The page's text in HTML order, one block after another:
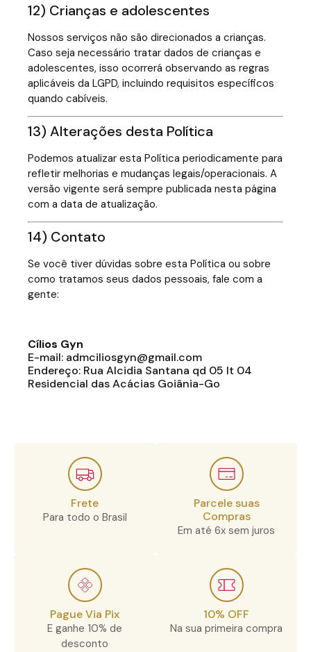
12) Crianças e adolescentes
Nossos serviços não são direcionados a crianças.
Caso seja necessário tratar dados de crianças e
adolescentes, isso ocorrerá observando as regras
aplicáveis da LGPD, incluindo requisitos específicos
quando cabíveis.
13) Alterações desta Política
Podemos atualizar esta Política periodicamente para
refletir melhorias e mudanças legais/operacionais. A
versão vigente será sempre publicada nesta página
com a data de atualização.
14) Contato
Se você tiver dúvidas sobre esta Política ou sobre
como tratamos seus dados pessoais, fale com a
gente:
Cílios Gyn
E-mail: admciliosgyn@gmail.com
Endereço: Rua Alcidia Santana qd 05 lt 04
Residencial das Acácias Goiânia-Go
Frete
Para todo o Brasil
Parcele suas
Compras
Em até 6x sem juros
Pague Via Pix
E ganhe 10% de
desconto
10% OFF
Na sua primeira compra